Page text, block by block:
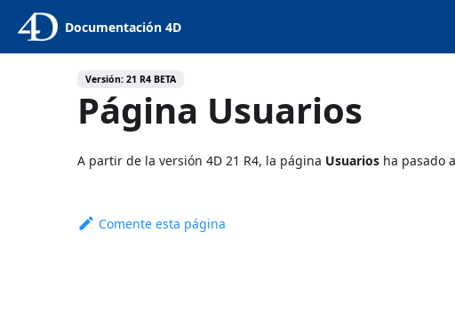
Documentación 4D
Versión: 21 R4 BETA
Página Usuarios
A partir de la versión 4D 21 R4, la página Usuarios ha pasado
Comente esta página